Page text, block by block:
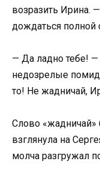
возразить Ирина.
дождаться полной
— Да ладно тебе! —
недозрелые
то! Не жадничай,
Слово «жадничай»
взглянула на
молча разгружал